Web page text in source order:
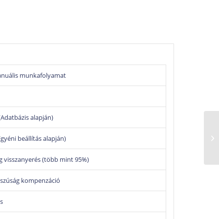
kijelző
tartályból
és olajkezelés minimális emberi
gyors szűrőcsere lehetőség.
munkafolyamat
alapján)
beállítás alapján)
(több mint 95%)
kompenzáció